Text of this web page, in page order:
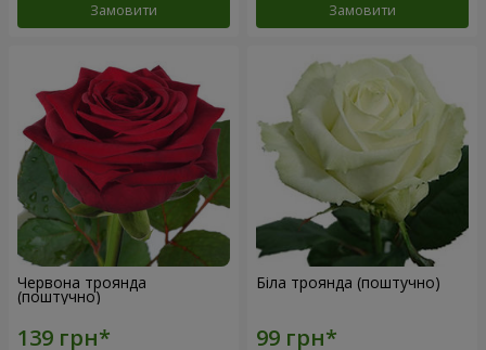
Замовити Замовити
Червона троянда
(поштучно)
Біла троянда (поштучно)